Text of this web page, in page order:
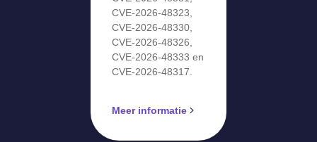
CVE-2026-48323,
CVE-2026-48330,
CVE-2026-48326,
CVE-2026-48333 en
CVE-2026-48317.
Meer informatie